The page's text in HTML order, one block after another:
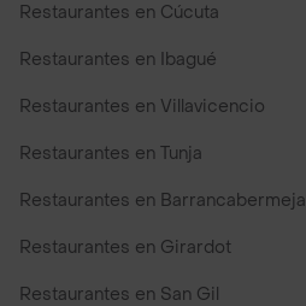
Restaurantes en Cúcuta
Restaurantes en Ibagué
Restaurantes en Villavicencio
Restaurantes en Tunja
Restaurantes en Barrancabermeja
Restaurantes en Girardot
Restaurantes en San Gil